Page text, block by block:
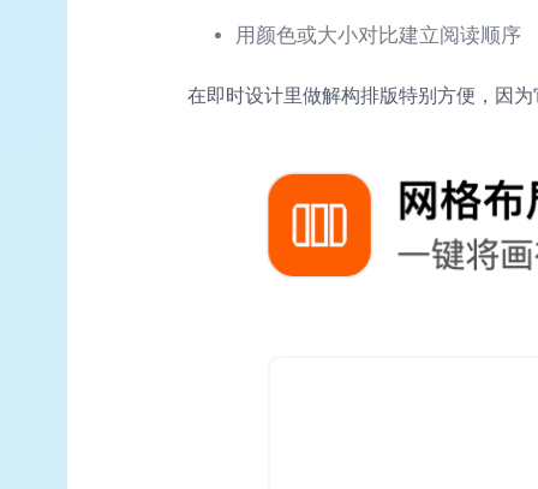
用颜色或大小对比建立阅读顺序
在即时设计里做解构排版特别方便，因